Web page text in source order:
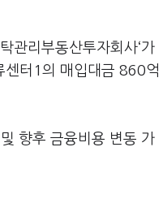
관리부동산투자회사‘가
센터1의 매입대금 860억
향후 금융비용 변동 가